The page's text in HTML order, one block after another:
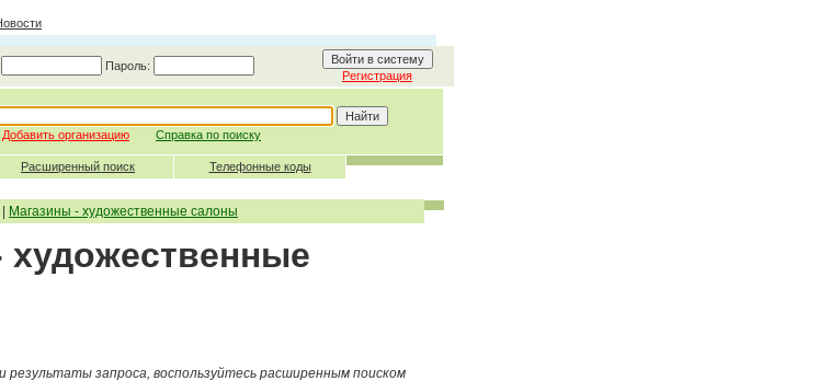
Пароль:
Регистрация
Добавить организацию Справка по поиску
Расширенный поиск Телефонные коды
Магазины - художественные салоны
художественные
результаты запроса, воспользуйтесь расширенным поиском